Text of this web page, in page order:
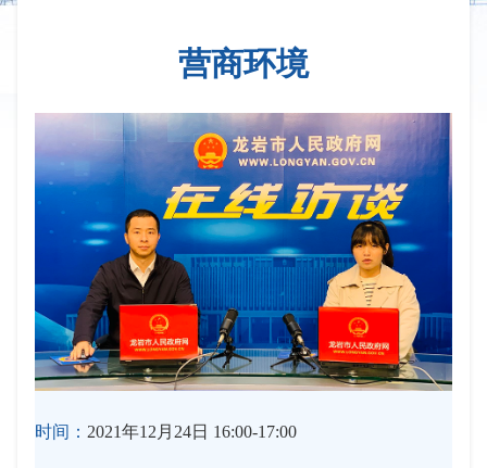
营商环境
时间： 2021年12月24日 16:00-17:00